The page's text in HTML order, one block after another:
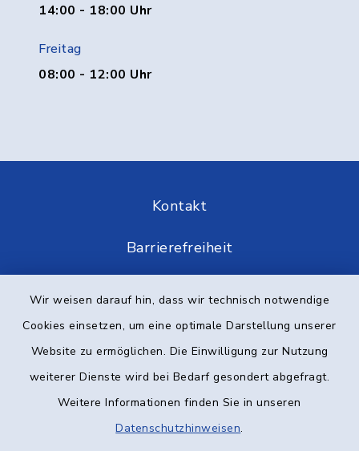
Wir weisen darauf hin, dass wir technisch notwendige
Cookies einsetzen, um eine optimale Darstellung unserer
Website zu ermöglichen. Die Einwilligung zur Nutzung
weiterer Dienste wird bei Bedarf gesondert abgefragt.
Weitere Informationen finden Sie in unseren
Datenschutzhinweisen.
14:00 - 18:00 Uhr
Freitag
08:00 - 12:00 Uhr
Kontakt
Barrierefreiheit
Impressum
Elektronische Kommunikation